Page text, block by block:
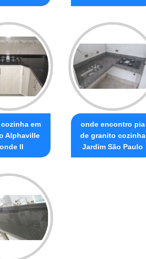
em
Alphaville
II
onde encontro pia
de granito cozinha
Jardim São Paulo